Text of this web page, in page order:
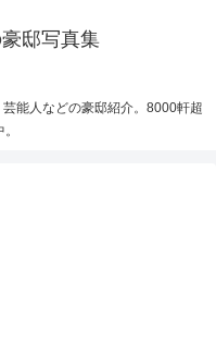
邸写真集
能人などの豪邸紹介。8000軒超